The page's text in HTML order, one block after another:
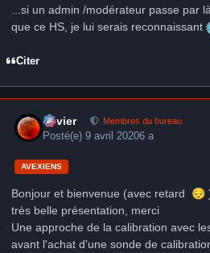
...si un admin /modérateur passe par
que ce HS, je lui serais reconnaissant
Citer
Xavier Membres du bureau
Posté(e)9 avril 20206 a
AVEXIENS
Bonjour et bienvenue (avec retard 😔
très belle présentation, merci
Une approche de la calibration avec
avant l'achat d'une sonde de